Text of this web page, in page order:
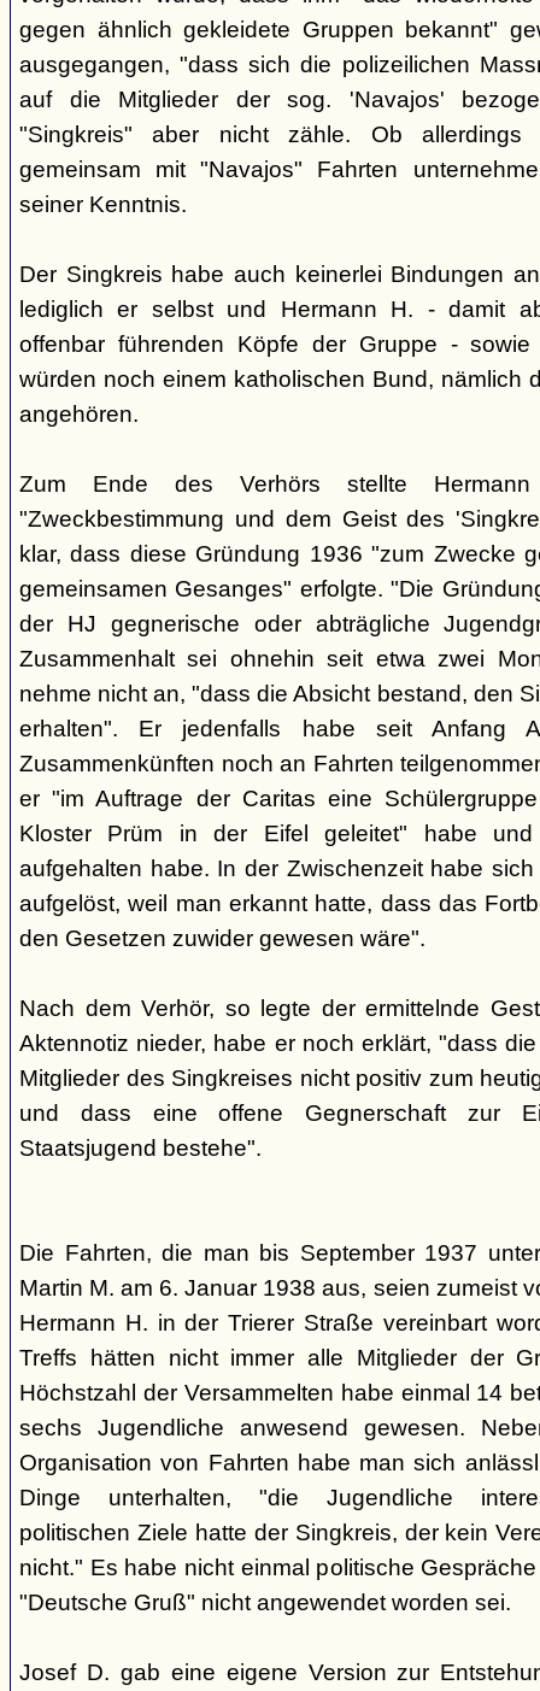
gegen ähnlich gekleidete Gruppen bekannt"
ausgegangen, "dass sich die polizeilichen
auf die Mitglieder der sog. 'Navajos'
"Singkreis" aber nicht zähle. Ob allerdings
gemeinsam mit "Navajos" Fahrten
seiner Kenntnis.
Der Singkreis habe auch keinerlei Bindungen
lediglich er selbst und Hermann H. - damit
offenbar führenden Köpfe der Gruppe -
würden noch einem katholischen Bund, nämlich
angehören.
Zum Ende des Verhörs stellte
"Zweckbestimmung und dem Geist des
klar, dass diese Gründung 1936 "zum Zwecke
gemeinsamen Gesanges" erfolgte. "Die
der HJ gegnerische oder abträgliche
Zusammenhalt sei ohnehin seit etwa zwei
nehme nicht an, "dass die Absicht bestand, den
erhalten". Er jedenfalls habe seit Anfang
Zusammenkünften noch an Fahrten
er "im Auftrage der Caritas eine
Kloster Prüm in der Eifel geleitet" habe
aufgehalten habe. In der Zwischenzeit habe
aufgelöst, weil man erkannt hatte, dass das
den Gesetzen zuwider gewesen wäre".
Nach dem Verhör, so legte der ermittelnde
Aktennotiz nieder, habe er noch erklärt, "dass
Mitglieder des Singkreises nicht positiv zum
und dass eine offene Gegnerschaft zur
Staatsjugend bestehe".
Die Fahrten, die man bis September 1937
Martin M. am 6. Januar 1938 aus, seien zumeist
Hermann H. in der Trierer Straße vereinbart
Treffs hätten nicht immer alle Mitglieder der
Höchstzahl der Versammelten habe einmal 14
sechs Jugendliche anwesend gewesen.
Organisation von Fahrten habe man sich
Dinge unterhalten, "die Jugendliche
politischen Ziele hatte der Singkreis, der kein
nicht." Es habe nicht einmal politische
"Deutsche Gruß" nicht angewendet worden sei.
Josef D. gab eine eigene Version zur